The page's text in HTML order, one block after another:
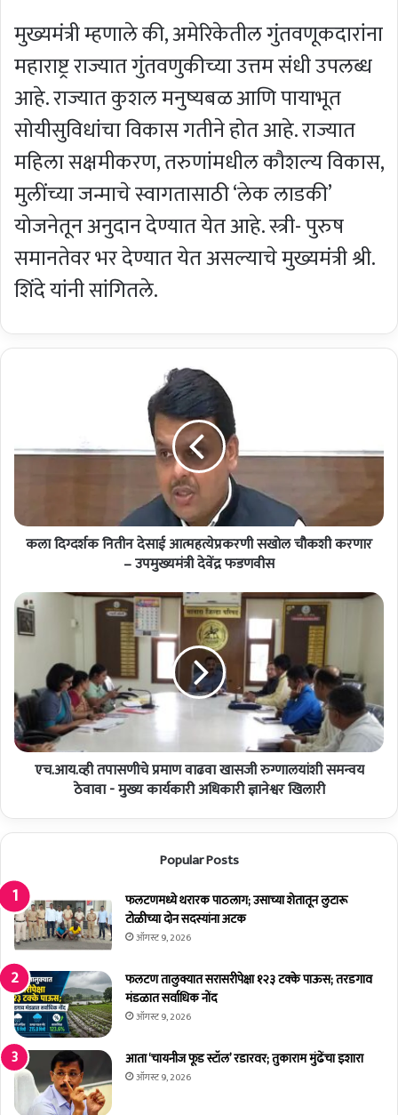
मुख्यमंत्री म्हणाले की, अमेरिकेतील गुंतवणूकदारांना
महाराष्ट्र राज्यात गुंतवणुकीच्या उत्तम संधी उपलब्ध
आहे. राज्यात कुशल मनुष्यबळ आणि पायाभूत
सोयीसुविधांचा विकास गतीने होत आहे. राज्यात
महिला सक्षमीकरण, तरुणांमधील कौशल्य विकास,
मुलींच्या जन्माचे स्वागतासाठी ‘लेक लाडकी’
योजनेतून अनुदान देण्यात येत आहे. स्त्री- पुरुष
समानतेवर भर देण्यात येत असल्याचे मुख्यमंत्री श्री.
शिंदे यांनी सांगितले.
र्श
न
आ
त्म
ह
क
र
णी
स
क
र
णा
र
–
उ
प
मु
ख्य
मं
त्री
दे
द्र
कला दिग्दर्शक नितीन देसाई आत्महत्येप्रकरणी सखोल चौकशी करणार
– उपमुख्यमंत्री देवेंद्र फडणवीस
ए
च
.
व्ही
त
पा
प्र
वा
ढ
वा
खा
स
जी
रु
ग्णा
ल
यां
शी
म
एच.आय.व्ही तपासणीचे प्रमाण वाढवा खासजी रुग्णालयांशी समन्वय
ठेवावा - मुख्य कार्यकारी अधिकारी ज्ञानेश्वर खिलारी
Popular Posts
फलटणमध्ये थरारक पाठलाग; उसाच्या शेतातून लुटारू
टोळीच्या दोन सदस्यांना अटक
ऑगस्ट 9, 2026
फलटण तालुक्यात सरासरीपेक्षा १२३ टक्के पाऊस; तरडगाव
मंडळात सर्वाधिक नोंद
ऑगस्ट 9, 2026
आता ‘चायनीज फूड स्टॉल’ रडारवर; तुकाराम मुंढेंचा इशारा
ऑगस्ट 9, 2026